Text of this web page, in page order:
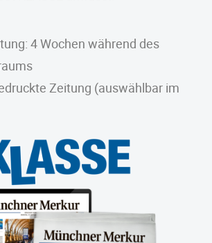
4 Wochen während des
Zeitung (auswählbar im